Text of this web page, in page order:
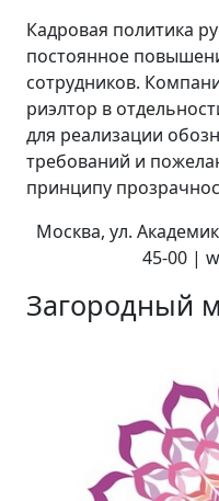
Кадровая политика
постоянное
сотрудников.
риэлтор в
для реализации
требований и
принципу
Москва, ул.
45-00 |
Загородный